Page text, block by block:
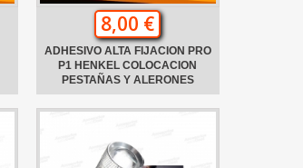
8,00 €
ADHESIVO ALTA FIJACION PRO
P1 HENKEL COLOCACION
PESTAÑAS Y ALERONES